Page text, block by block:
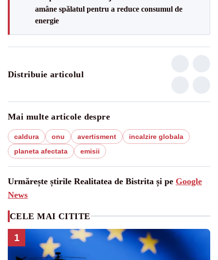
amâne spălatul pentru a reduce consumul de
energie
Distribuie articolul
Mai multe articole despre
caldura onu avertisment
incalzire globala
planeta afectata
emisii
Urmărește știrile Realitatea de Bistrita și pe Google
News
CELE MAI CITITE
1